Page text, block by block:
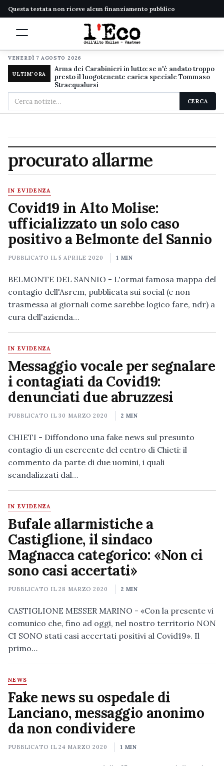
Questa testata non riceve alcun finanziamento pubblico
VENERDÌ 7 AGOSTO 2026
ULTIM'ORA
Arma dei Carabinieri in lutto: se n'è andato troppo
presto il luogotenente carica speciale Tommaso
Stracqualursi
Cerca
nel
CERCA
procurato allarme
IN EVIDENZA
Covid19 in Alto Molise:
ufficializzato un solo caso
positivo a Belmonte del Sannio
PUBBLICATO IL5 APRILE 2020 1 MIN
BELMONTE DEL SANNIO - L'ormai famosa mappa del
contagio dell'Asrem, pubblicata sui social (e non
trasmessa ai giornali come sarebbe logico fare, ndr) a
cura dell'azienda…
IN EVIDENZA
Messaggio vocale per segnalare
i contagiati da Covid19:
denunciati due abruzzesi
PUBBLICATO IL30 MARZO 2020 2 MIN
CHIETI - Diffondono una fake news sul presunto
contagio di un esercente del centro di Chieti: il
commento da parte di due uomini, i quali
scandalizzati dal…
IN EVIDENZA
Bufale allarmistiche a
Castiglione, il sindaco
Magnacca categorico: «Non ci
sono casi accertati»
PUBBLICATO IL28 MARZO 2020 2 MIN
CASTIGLIONE MESSER MARINO - «Con la presente vi
comunico che, fino ad oggi, nel nostro territorio NON
CI SONO stati casi accertati positivi al Covid19». Il
primo…
NEWS
Fake news su ospedale di
Lanciano, messaggio anonimo
da non condividere
PUBBLICATO IL24 MARZO 2020 1 MIN